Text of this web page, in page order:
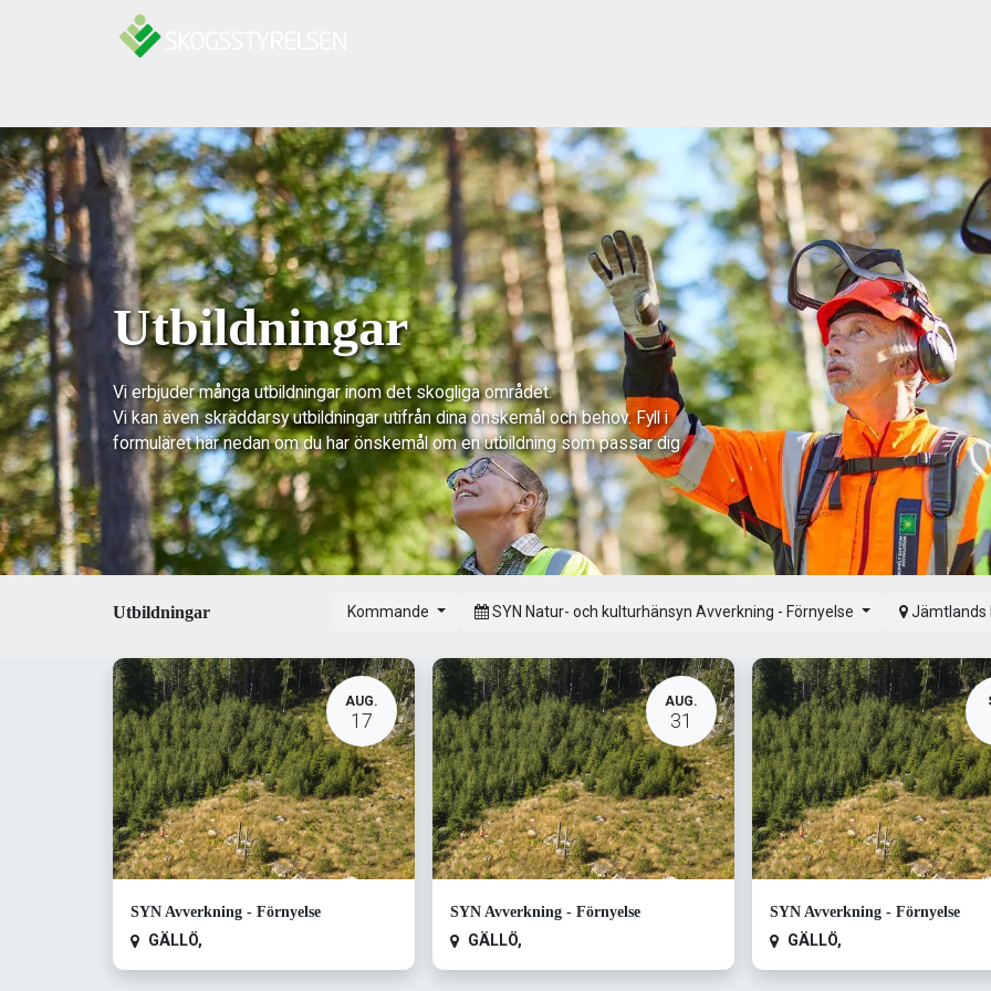
Utbildningar
Vi erbjuder många utbildningar inom det skogliga området.
Vi kan även skräddarsy utbildningar utifrån dina önskemål och behov. Fyll i
formuläret här nedan om du har önskemål om en utbildning som passar dig
Utbildningar Kommande SYN Natur- och kulturhänsyn Avverkning - Förnyelse Jämtlands
AUG.
17
SYN Avverkning - Förnyelse
GÄLLÖ,
AUG.
31
SYN Avverkning - Förnyelse
GÄLLÖ,
SYN Avverkning - Förnyelse
GÄLLÖ,